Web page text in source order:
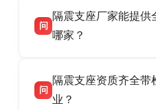
震支座厂家，专业生
HDR 高阻尼、FPS 摩
话：13323182312。
问
隔震支座厂家能提供
哪家？
产厂家，可提供支座
供货、现场安装指导一
问
隔震支座资质齐全带
业？